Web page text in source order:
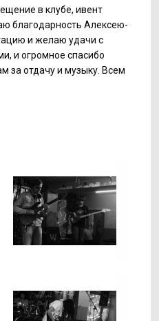
в клубе, ивент
благодарность Алексею-
и желаю удачи с
и огромное спасибо
за отдачу и музыку. Всем